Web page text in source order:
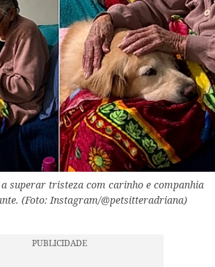
superar tristeza com carinho e companhia
(Foto: Instagram/@petsitteradriana)